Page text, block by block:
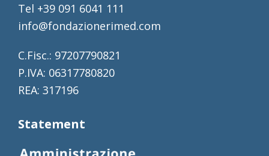
Tel +39 091 6041 111
info@fondazionerimed.com
C.Fisc.: 97207790821
P.IVA: 06317780820
REA: 317196
Statement